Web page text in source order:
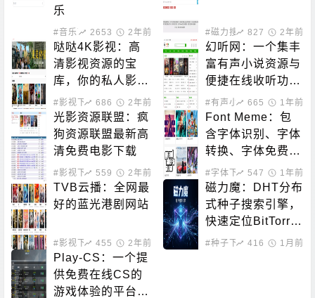
乐
#音乐下载2653 2年前 #磁力搜索827 2年前
哒哒4K影视：高
清影视资源的宝
库，你的私人影院
新选择！
#影视下载 686 2年前
幻听网：一个集丰
富有声小说资源与
便捷在线收听功能
于一体的平台
#有声小说665 1年前
光影资源联盟：疯
狗资源联盟最新高
清免费电影下载
#影视下载 559 2年前
Font Meme：包
含字体识别、字体
转换、字体免费下
载的站点
#字体下载547 1年前
TVB云播：全网最
好的蓝光港剧网站
#影视下载 #在线影音
455 2年前
磁力魔：DHT分布
式种子搜索引擎，
快速定位BitTorre
nt资源
#种子下载 #磁力搜索
416 1月前
Play-CS：一个提
供免费在线CS的
游戏体验的平台，